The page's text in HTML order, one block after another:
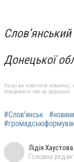
Слов’янський
Донецької
Якщо ви помітили помилку,
повідомити про це редакцію
#Слов'янськ #новини
Лідія Хаустова
Головна